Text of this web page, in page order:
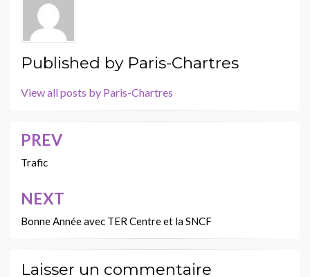
Published by Paris-Chartres
View all posts by Paris-Chartres
Navigation
de
l’article
PREV
Trafic
NEXT
Bonne Année avec TER Centre et la SNCF
Laisser un commentaire